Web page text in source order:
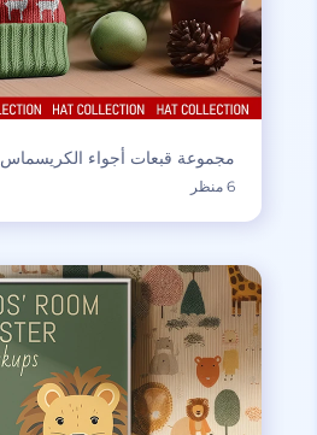
مجموعة قبعات أجواء الكريسماس
6 منظر